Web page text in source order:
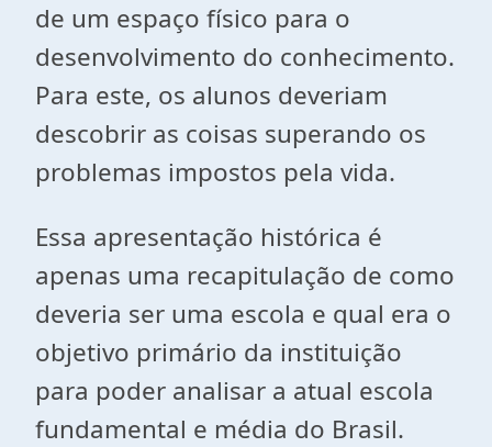
de um espaço físico para o
desenvolvimento do conhecimento.
Para este, os alunos deveriam
descobrir as coisas superando os
problemas impostos pela vida.
Essa apresentação histórica é
apenas uma recapitulação de como
deveria ser uma escola e qual era o
objetivo primário da instituição
para poder analisar a atual escola
fundamental e média do Brasil.